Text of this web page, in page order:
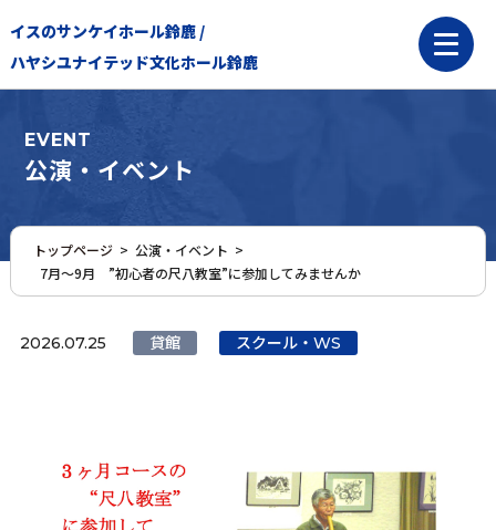
イスのサンケイホール鈴鹿 /
ハヤシユナイテッド文化ホール鈴鹿
EVENT
公演・イベント
トップページ > 公演・イベント >
7月～9月 ”初心者の尺八教室”に参加してみませんか
2026.07.25 貸館 スクール・WS